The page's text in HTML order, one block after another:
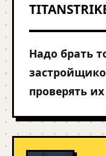
Надо брать
проверять